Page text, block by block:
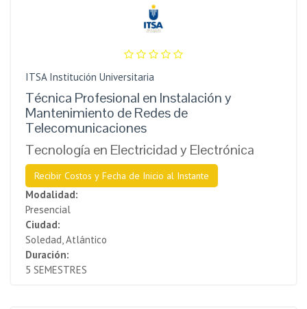
ITSA Institución Universitaria
Técnica Profesional en Instalación y
Mantenimiento de Redes de
Telecomunicaciones
Tecnología en Electricidad y Electrónica
Recibir Costos y Fecha de Inicio al Instante
Modalidad:
Presencial
Ciudad:
Soledad, Atlántico
Duración:
5 SEMESTRES